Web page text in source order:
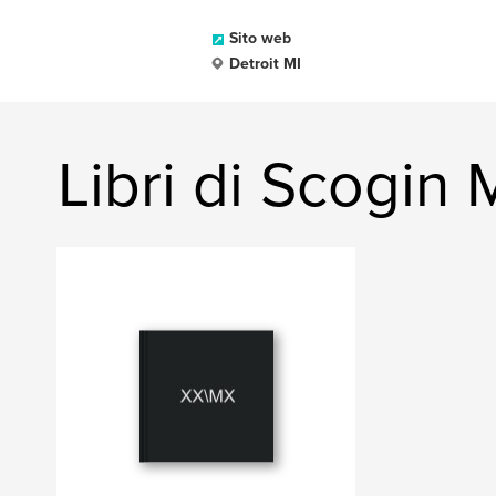
Sito web
Detroit MI
Libri di Scogin